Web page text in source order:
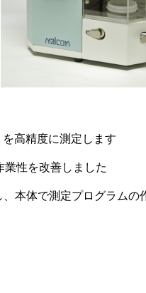
高精度に測定します
性を改善しました
本体で測定プログラムの